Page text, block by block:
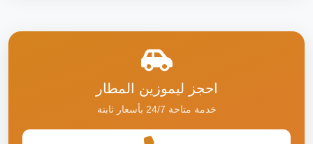
احجز ليموزين المطار
خدمة متاحة 24/7 بأسعار ثابتة